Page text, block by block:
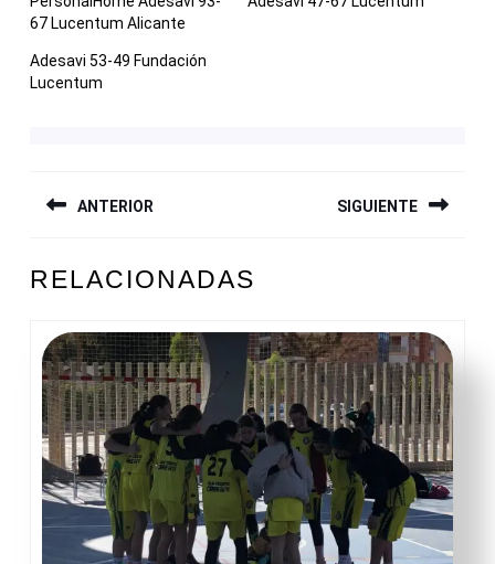
67 Lucentum Alicante
Adesavi 53-49 Fundación
Lucentum
DE
ANTERIOR
anterior:
SIGUIENTE
entrada:
RELACIONADAS